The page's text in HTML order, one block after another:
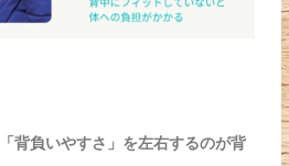
背負いやすさ」を左右するのが背